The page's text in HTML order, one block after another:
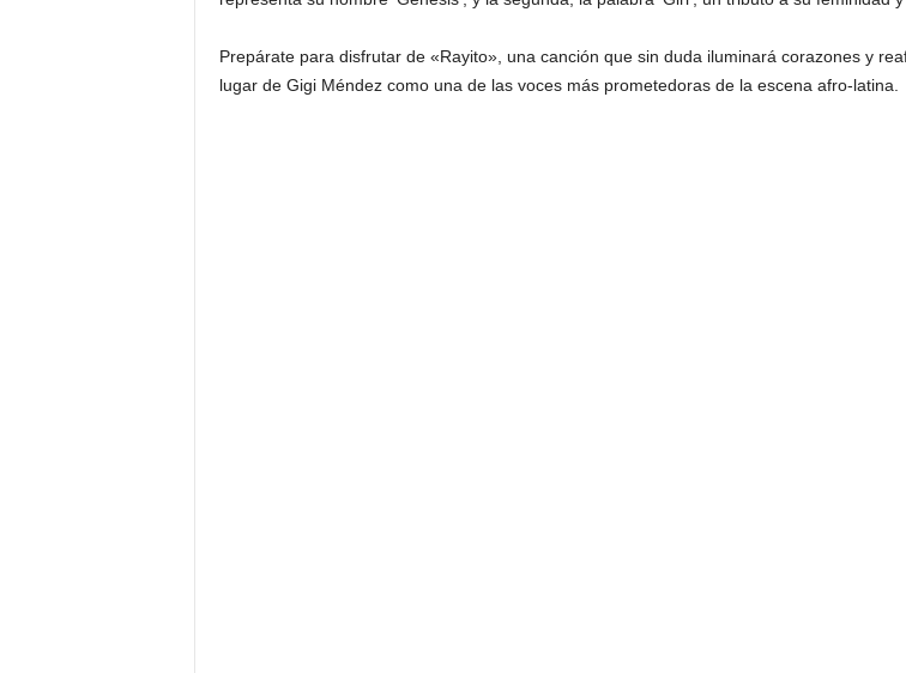
Prepárate para disfrutar de «Rayito», una canción que sin duda iluminará corazones y
lugar de Gigi Méndez como una de las voces más prometedoras de la escena afro-latina.